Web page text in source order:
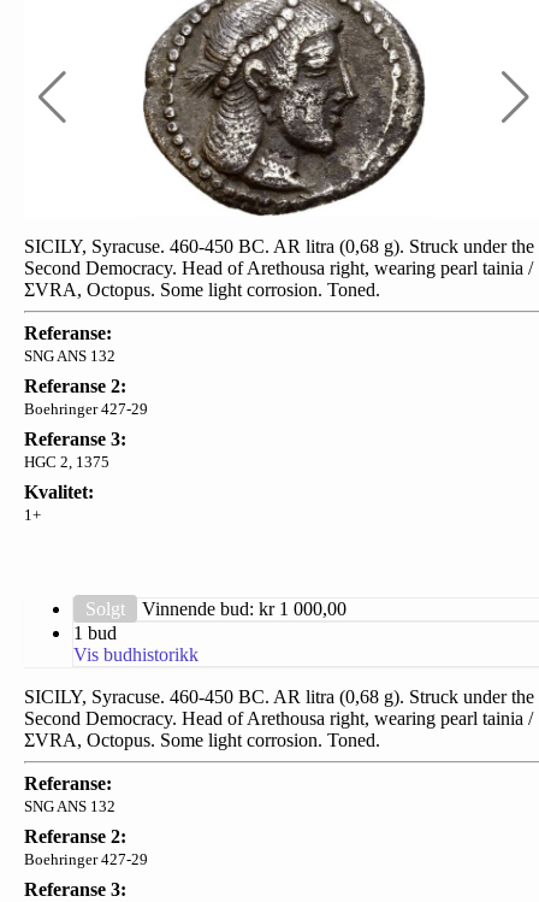
SICILY, Syracuse. 460-450 BC. AR litra (0,68 g). Struck under the
Second Democracy. Head of Arethousa right, wearing pearl tainia /
ΣVRΑ, Octopus. Some light corrosion. Toned.
Referanse:
SNG ANS 132
Referanse 2:
Boehringer 427-29
Referanse 3:
HGC 2, 1375
Kvalitet:
1+
Solgt Vinnende bud: kr 1 000,00
1 bud
Vis budhistorikk
SICILY, Syracuse. 460-450 BC. AR litra (0,68 g). Struck under the
Second Democracy. Head of Arethousa right, wearing pearl tainia /
ΣVRΑ, Octopus. Some light corrosion. Toned.
Referanse:
SNG ANS 132
Referanse 2:
Boehringer 427-29
Referanse 3: